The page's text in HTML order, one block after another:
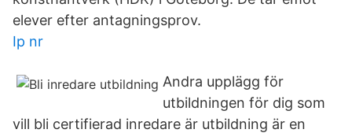
elever efter antagningsprov.
Ip nr
Andra upplägg för
utbildningen för dig som
vill bli certifierad inredare är utbildning är en